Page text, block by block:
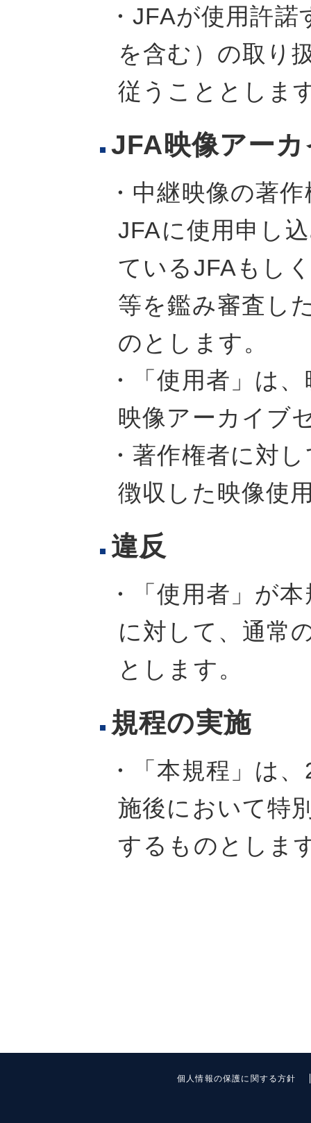
・JFAが使用許
を含む）の取り
従うこととしま
JFA映像アー
・中継映像の著
JFAに使用申し
ているJFAもし
等を鑑み審査し
のとします。
・「使用者」は
映像アーカイブ
・著作権者に対
徴収した映像使
違反
・「使用者」が
に対して、通常
とします。
規程の実施
・「本規程」は
施後において特
するものとしま
個人情報の保護に関する方針